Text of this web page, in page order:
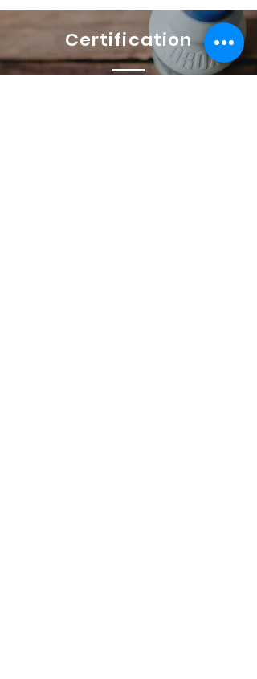
Certification